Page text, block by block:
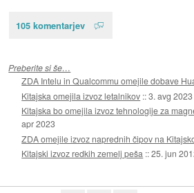
105 komentarjev
Preberite si še…
ZDA Intelu in Qualcommu omejile dobave
Kitajska omejila izvoz letalnikov ::3. avg 2023
Kitajska bo omejila izvoz tehnologije za
apr 2023
ZDA omejile izvoz naprednih čipov na
Kitajski izvoz redkih zemelj peša ::25. jun